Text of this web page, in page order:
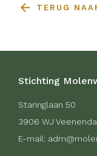
TERUG
Stichting
Staringlaan 50
3906 WJ
E-mail: